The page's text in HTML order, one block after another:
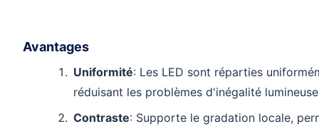
Avantages
Uniformité: Les LED sont réparties
réduisant les problèmes d'inégalité
Contraste: Supporte le gradation locale,